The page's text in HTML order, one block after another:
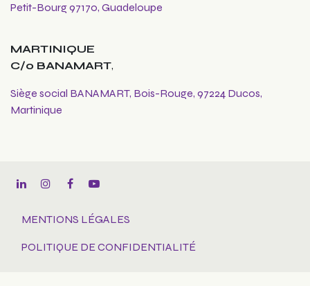
Petit-Bourg 97170, Guadeloupe
MARTINIQUE
C/o BANAMART,
Siège social BANAMART, Bois-Rouge, 97224 Ducos,
Martinique
MENTIONS LÉGALES
POLITIQUE DE CONFIDENTIALITÉ